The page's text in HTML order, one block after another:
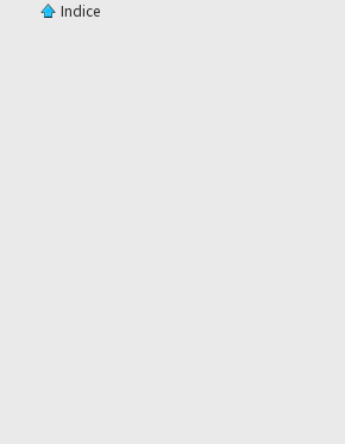
Indice